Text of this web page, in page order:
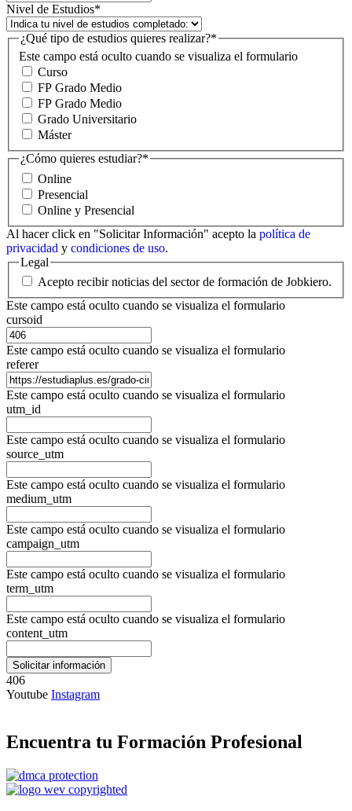
Nivel de Estudios*
Este campo está oculto cuando se visualiza el formulario
¿Qué tipo de estudios quieres realizar?*
Curso
FP Grado Medio
FP Grado Medio
Grado Universitario
Máster
¿Cómo quieres estudiar?*
Online
Presencial
Online y Presencial
Al hacer click en "Solicitar Información" acepto la política de
privacidad y condiciones de uso.
Legal
Acepto recibir noticias del sector de formación de Jobkiero.
Este campo está oculto cuando se visualiza el formulario
cursoid
Este campo está oculto cuando se visualiza el formulario
referer
Este campo está oculto cuando se visualiza el formulario
utm_id
Este campo está oculto cuando se visualiza el formulario
source_utm
Este campo está oculto cuando se visualiza el formulario
medium_utm
Este campo está oculto cuando se visualiza el formulario
campaign_utm
Este campo está oculto cuando se visualiza el formulario
term_utm
Este campo está oculto cuando se visualiza el formulario
content_utm
406
Youtube Instagram
Encuentra tu Formación Profesional